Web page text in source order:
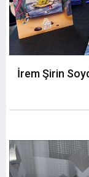
İrem Şirin